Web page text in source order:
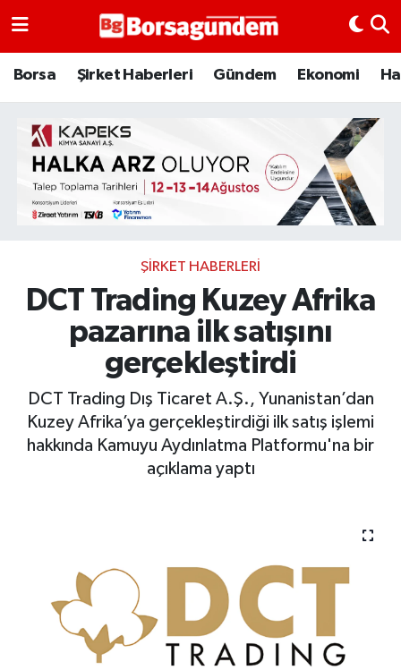
Borsa Şirket Haberleri Gündem Ekonomi
ŞIRKET HABERLERI
DCT Trading Kuzey Afrika
pazarına ilk satışını
gerçekleştirdi
DCT Trading Dış Ticaret A.Ş., Yunanistan’dan
Kuzey Afrika’ya gerçekleştirdiği ilk satış işlemi
hakkında Kamuyu Aydınlatma Platformu'na bir
açıklama yaptı
Borsa
Emtia
Galeri
Bitcoin
Şirket Haberleri
BIST 100 Isı Haritası
Coin Isı Haritası
Kiripto Para Piyasası
Gizlilik Sözleşmesi
Hakkımızda